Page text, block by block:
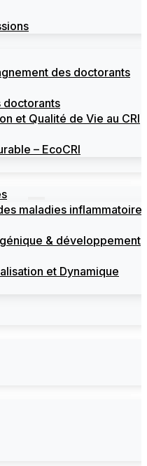
des doctorants
doctorants
et Qualité de Vie au CRI
– EcoCRI
maladies inflammatoires
& développement
et Dynamique